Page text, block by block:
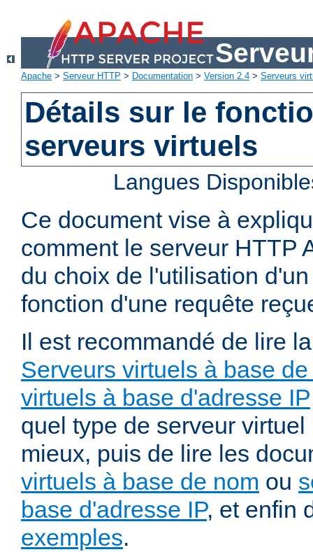
Apache > Serveur HTTP > Documentation > Version 2.4 > Serveurs
Détails sur le
serveurs virtuels
Langues
Ce document vise à
comment le serveur HTTP
du choix de l'utilisation
fonction d'une requête
Il est recommandé de lire
Serveurs virtuels à base
virtuels à base d'adresse IP
quel type de serveur
mieux, puis de lire les
virtuels à base de nom ou
base d'adresse IP, et enfin
exemples.